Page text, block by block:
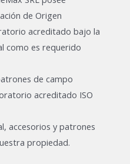
de Origen
acreditado bajo la
como es requerido
de campo
acreditado ISO
accesorios y patrones
propiedad.